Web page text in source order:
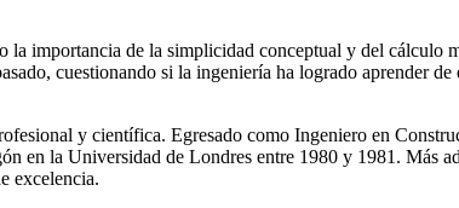
importancia de la simplicidad conceptual y del cálculo
cuestionando si la ingeniería ha logrado aprender
y científica. Egresado como Ingeniero en
la Universidad de Londres entre 1980 y 1981. Más
excelencia.